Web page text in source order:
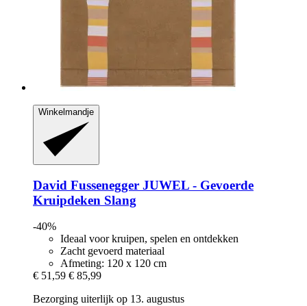
Winkelmandje
David Fussenegger JUWEL -​ Gevoerde
Kruipdeken Slang
-40%
Ideaal voor kruipen, spelen en ontdekken
Zacht gevoerd materiaal
Afmeting: 120 x 120 cm
€ 51,59 € 85,99
Bezorging uiterlijk op 13. augustus